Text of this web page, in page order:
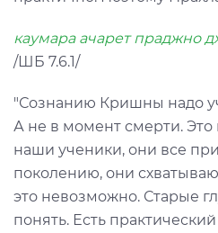
каумара ачарет праджно
/ШБ 7.6.1/
"Сознанию Кришны надо
А не в момент смерти.
наши ученики, они все
поколению, они
это невозможно. Старые
понять. Есть